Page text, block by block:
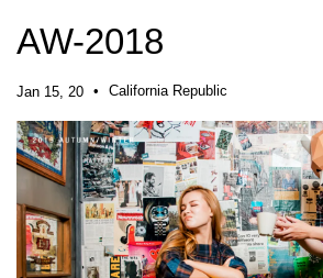
AW-2018
Jan 15, 20 • California Republic